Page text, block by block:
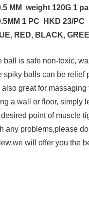
MM weight 120G 1
1 PC HKD 23/PC
RED, BLACK,
ball is safe non-toxic,
spiky balls can be relief
also great for
a wall or floor, simply
point of muscle
any problems,please
will offer you